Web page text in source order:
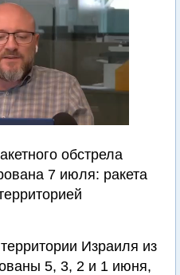
обстрела
7 июля: ракета
Израиля из
5, 3, 2 и 1 июня,